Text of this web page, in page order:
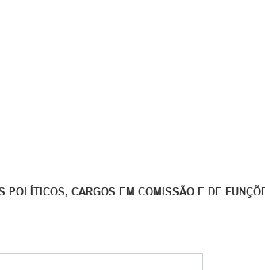
CARGOS EM COMISSÃO E DE